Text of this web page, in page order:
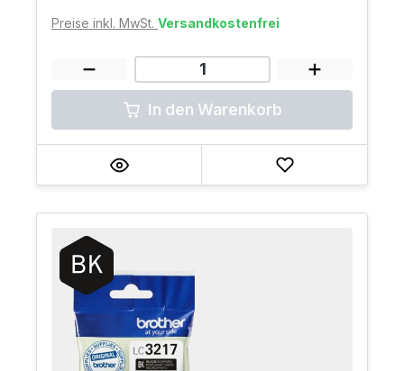
Preise inkl. MwSt. Versandkostenfrei
In den Warenkorb